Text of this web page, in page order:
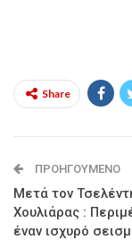
Share
ΠΡΟΗΓΟΎΜΕΝΟ
Μετά τον
Χουλιάρας :
έναν ισχυρό